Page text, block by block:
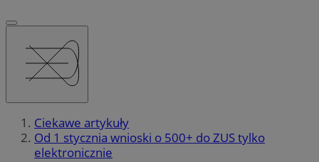
Ciekawe artykuły
Od 1 stycznia wnioski o 500+ do ZUS tylko
elektronicznie